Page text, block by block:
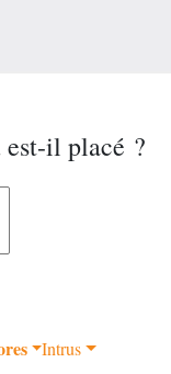
est-il placé ?
Intrus